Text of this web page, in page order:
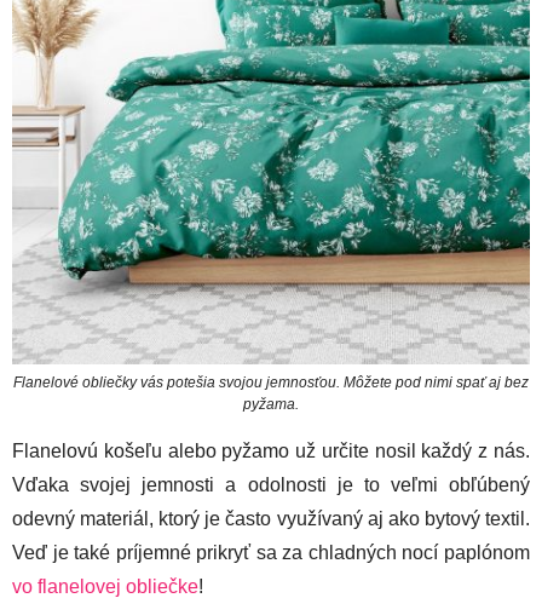
Flanelové obliečky vás potešia svojou jemnosťou. Môžete pod nimi spať aj bez
pyžama.
Flanelovú košeľu alebo pyžamo už určite nosil každý z nás.
Vďaka svojej jemnosti a odolnosti je to veľmi obľúbený
odevný materiál, ktorý je často využívaný aj ako bytový textil.
Veď je také príjemné prikryť sa za chladných nocí paplónom
vo flanelovej obliečke!